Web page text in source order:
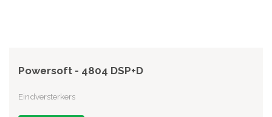
Powersoft - 4804 DSP+D
Eindversterkers